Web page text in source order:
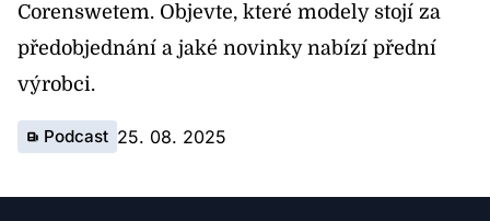
Corenswetem. Objevte, které modely stojí za
předobjednání a jaké novinky nabízí přední
výrobci.
Podcast 25. 08. 2025